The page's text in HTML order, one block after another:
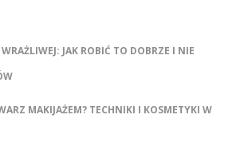
JAK ROBIĆ TO DOBRZE I NIE
MAKIJAŻEM? TECHNIKI I KOSMETYKI W